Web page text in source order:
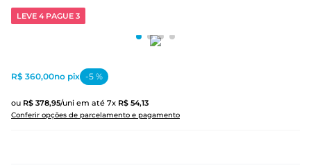
LEVE 4 PAGUE 3
ou R$ 378,95/uni em até 7x R$ 54,13
Conferir opções de parcelamento e pagamento
R$ 360,00no pix -5 %